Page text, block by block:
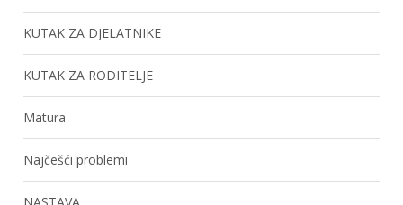
KUTAK ZA DJELATNIKE
KUTAK ZA RODITELJE
Matura
Najčešći problemi
NASTAVA